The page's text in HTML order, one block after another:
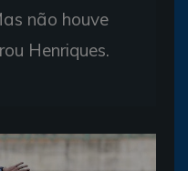
não houve
Henriques.